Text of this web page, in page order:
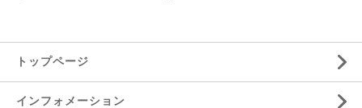
トップページ
インフォメーション